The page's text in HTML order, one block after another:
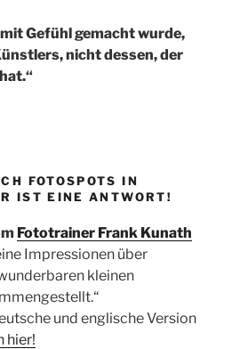
Gefühl gemacht wurde,
nicht dessen, der
FOTOSPOTS IN
IST EINE ANTWORT!
Fototrainer Frank Kunath
Impressionen über
kleinen
und englische Version
hier!